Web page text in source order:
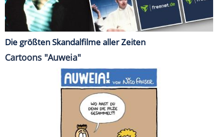
Die größten Skandalfilme aller Zeiten
Cartoons "Auweia"